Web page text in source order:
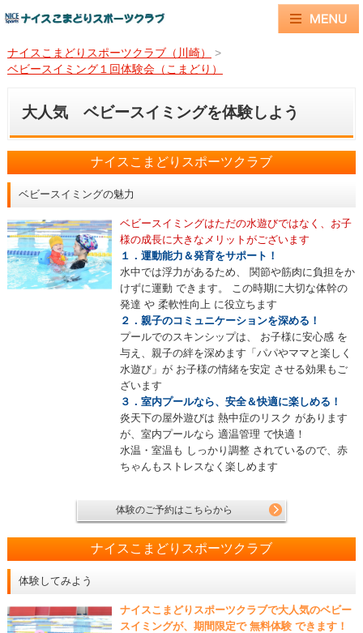
ナイスこまどりスポーツクラブ（川崎）
>
ベビースイミング１回体験会（こまどり）
大人気 ベビースイミングを体験しよう
ナイスこまどりスポーツクラブ
ベビースイミングの魅力
ベビースイミングはただの水遊びではなく、お子
様の成長に大きなメリットがございます
１．運動能力＆発育をサポート！
水中では浮力があるため、 関節や筋肉に負担をか
けずに運動 できます。 この時期に大切な体幹の
発達 や 柔軟性向上 に役立ちます
２．親子のコミュニケーションを深める！
プールでのスキンシップは、 お子様に安心感 を
与え、親子の絆を深めます「パパやママと楽しく
水遊び」が お子様の情緒を安定 させる効果もご
ざいます
３．室内プールなら、安全＆快適に楽しめる！
炎天下の屋外遊びは 熱中症のリスク があります
が、室内プールなら 適温管理 で快適！
水温・室温も しっかり調整 されているので、赤
ちゃんもストレスなく楽しめます
体験のご予約はこちらから
ナイスこまどりスポーツクラブ
体験してみよう
ナイスこまどりスポーツクラブで大人気のベビー
スイミングが、期間限定で 無料体験 できます！